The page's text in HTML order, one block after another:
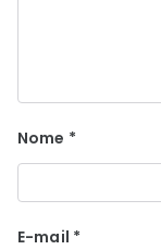
Nome *
E-mail *